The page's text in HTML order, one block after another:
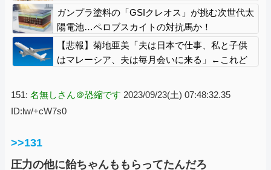
の挑戦者は広瀬章人九段に決定 [ぐれ★]
ガンプラ塗料の「GSIクレオス」が挑む次世代太
陽電池…ペロブスカイトの対抗馬か！
【悲報】菊地亜美「夫は日本で仕事、私と子供
はマレーシア、夫は毎月会いに来る」←これど
151: 名無しさん＠恐縮です 2023/09/23(土) 07:48:32.35
ID:lw/+cW7s0
>>131
圧力の他に飴ちゃんももらってたんだろ